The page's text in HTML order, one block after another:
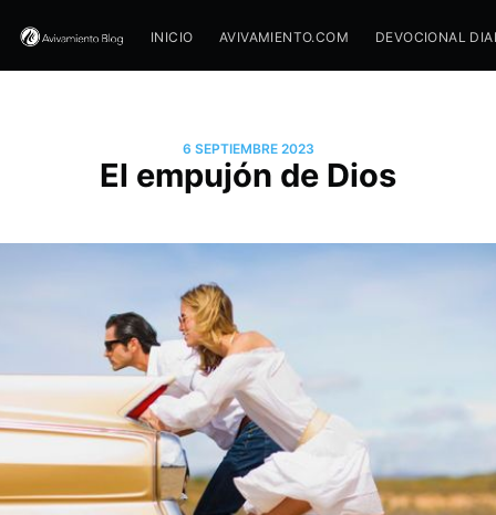
INICIO AVIVAMIENTO.COM DEVOCIONAL
6 SEPTIEMBRE 2023
El empujón de Dios